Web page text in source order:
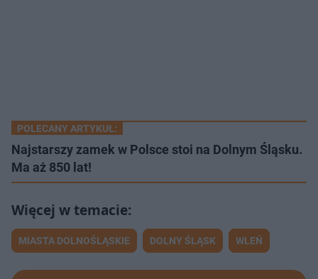
POLECANY ARTYKUŁ:
Najstarszy zamek w Polsce stoi na Dolnym Śląsku.
Ma aż 850 lat!
MIASTA DOLNOŚLĄSKIE DOLNY ŚLĄSK WLEŃ